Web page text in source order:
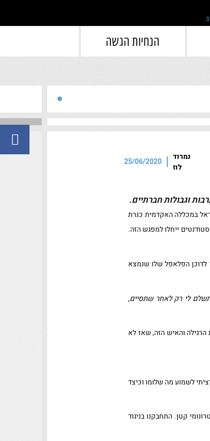
הנחיות הגשה
נמרוד
לוז
25/06/2020
וגבולות חברתיים.
במכללה האקדמית כנרת
ייחלו למפגש הזה.
לדוכן הפלאפל שלו שנמצא
לי רק לאחר שתסיים,
הרגילה והאיש הזה, שאז לא
לשמוע מה שלומו וכיצד
קטן. התחבקנו בניגוד